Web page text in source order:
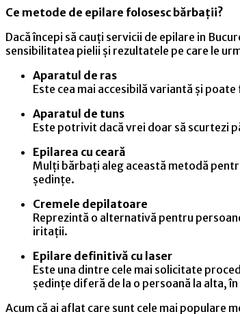
Ce metode de epilare folosesc bărbații?
Dacă începi să cauți servicii de epilare in
sensibilitatea pielii și rezultatele pe care le
Aparatul de ras
Este cea mai accesibilă variantă și
Aparatul de tuns
Este potrivit dacă vrei doar să scurtezi
Epilarea cu ceară
Mulți bărbați aleg această metodă
ședințe.
Cremele depilatoare
Reprezintă o alternativă pentru
iritații.
Epilare definitivă cu laser
Este una dintre cele mai solicitate
ședințe diferă de la o persoană la alta,
Acum că ai aflat care sunt cele mai populare